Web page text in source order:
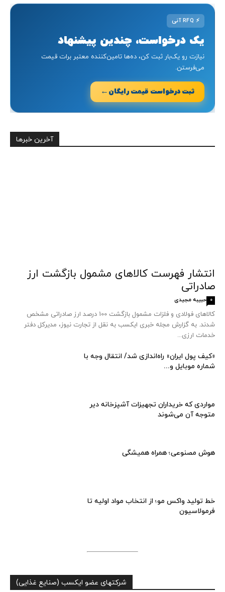
⚡
یک درخواست، چندین پیشنهاد
نیازت رو یک‌بار ثبت کن، ده‌ها تامین‌کننده معتبر برات قیمت
می‌فرستن.
ثبت درخواست قیمت رایگان ←
آخرین خبرها
انتشار فهرست کالاهای مشمول بازگشت ارز
صادراتی
حبیبه مجیدی 0
کالاهای فولادی و فلزات مشمول بازگشت 100 درصد ارز صادراتی مشخص
شدند. به گزارش مجله خبری ایکسب به نقل از تجارت نیوز، مدیرکل دفتر
خدمات ارزی...
«کیف پول ایران» راه‌اندازی شد/ انتقال وجه با
شماره موبایل و...
مواردی که خریداران تجهیزات آشپزخانه دیر
متوجه آن می‌شوند
هوش مصنوعی؛ همراه همیشگی
خط تولید واکس مو؛ از انتخاب مواد اولیه تا
فرمولاسیون
شرکتهای عضو ایکسب (صنایع غذایی)